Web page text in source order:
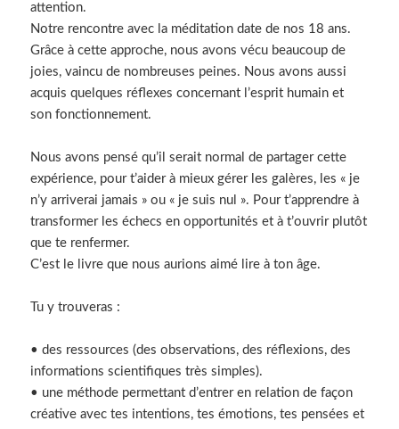
attention.
Notre rencontre avec la méditation date de nos 18 ans.
Grâce à cette approche, nous avons vécu beaucoup de
joies, vaincu de nombreuses peines. Nous avons aussi
acquis quelques réflexes concernant l’esprit humain et
son fonctionnement.
Nous avons pensé qu’il serait normal de partager cette
expérience, pour t’aider à mieux gérer les galères, les « je
n’y arriverai jamais » ou « je suis nul ». Pour t’apprendre à
transformer les échecs en opportunités et à t’ouvrir plutôt
que te renfermer.
C’est le livre que nous aurions aimé lire à ton âge.
Tu y trouveras :
• des ressources (des observations, des réflexions, des
informations scientifiques très simples).
• une méthode permettant d’entrer en relation de façon
créative avec tes intentions, tes émotions, tes pensées et